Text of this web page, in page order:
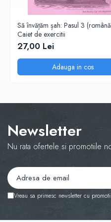
Tabla De Demonstratie
Tactica
Caiete Partida
Universul Chess Architect
Kit Chess Architect
Antrenamente Șahiste
Pachete ChessArchitect
Să învățăm șah: Pasul 3
Caiet de exercitii
27,00 Lei
Adauga in cos
Newsletter
Nu rata ofertele si promotiile
Vreau sa primesc newsletter cu